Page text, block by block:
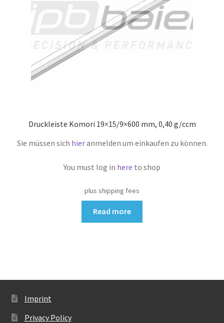
Druckleiste Komori 19×15/9×600 mm, 0,40 g/ccm
Sie müssen sich hieranmelden um einkaufen zu können.
You must log in here to shop
plus shipping fees
Read more
Imprint
Privacy Policy